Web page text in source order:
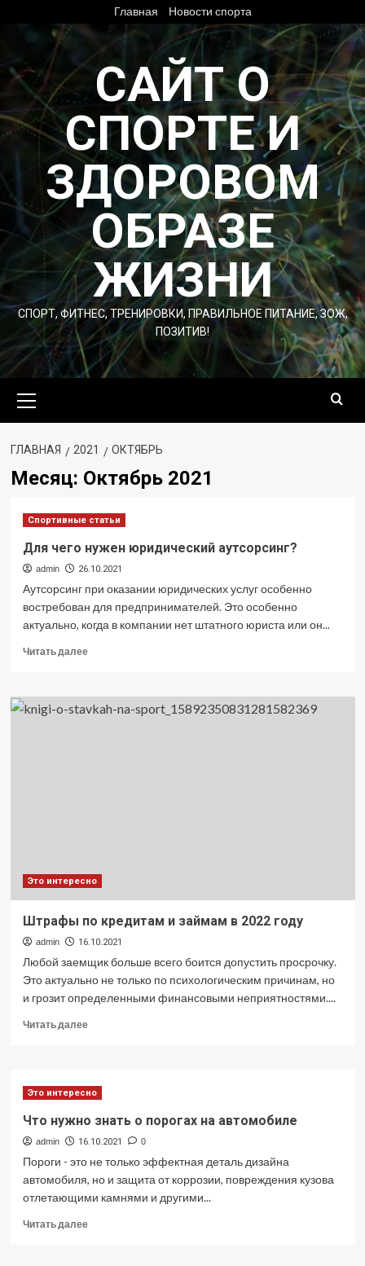
содержимому
Главная Новости спорта
САЙТ О
СПОРТЕ И
ЗДОРОВОМ
ОБРАЗЕ
ЖИЗНИ
СПОРТ, ФИТНЕС, ТРЕНИРОВКИ, ПРАВИЛЬНОЕ ПИТАНИЕ, ЗОЖ,
ПОЗИТИВ!
меню
ГЛАВНАЯ 2021 ОКТЯБРЬ
Месяц: Октябрь 2021
Спортивные статьи
Для чего нужен юридический аутсорсинг?
admin 26.10.2021
Аутсорсинг при оказании юридических услуг особенно
востребован для предпринимателей. Это особенно
актуально, когда в компании нет штатного юриста или он...
Читать далееПрочитать
Для
чего
Это интересно
Штрафы по кредитам и займам в 2022 году
admin 16.10.2021
Любой заемщик больше всего боится допустить просрочку.
Это актуально не только по психологическим причинам, но
и грозит определенными финансовыми неприятностями....
Читать далееПрочитать
по
кредитам
и
в
2022
году
Это интересно
Что нужно знать о порогах на автомобиле
admin 16.10.2021 0
Пороги - это не только эффектная деталь дизайна
автомобиля, но и защита от коррозии, повреждения кузова
отлетающими камнями и другими...
Читать далееПрочитать